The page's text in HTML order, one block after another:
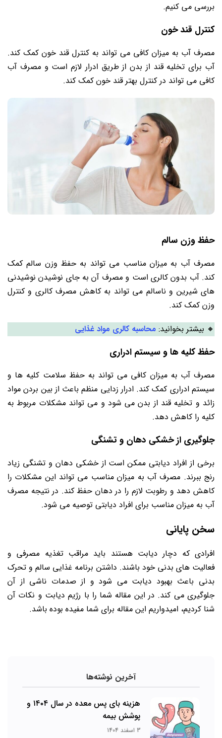
بررسی می ‌کنیم.
کنترل قند خون
مصرف آب به میزان کافی می‌ تواند به کنترل قند خون کمک کند.
آب برای تخلیه قند از بدن از طریق ادرار لازم است و مصرف آب
کافی می‌ تواند در کنترل بهتر قند خون کمک کند.
حفظ وزن سالم
مصرف آب به میزان مناسب می‌ تواند به حفظ وزن سالم کمک
کند. آب بدون کالری است و مصرف آن به جای نوشیدن نوشیدنی
‌های شیرین و ناسالم می‌ تواند به کاهش مصرف کالری و کنترل
وزن کمک کند.
🔸 بیشتر بخوانید: محاسبه کالری مواد غذایی
حفظ کلیه ‌ها و سیستم ادراری
مصرف آب به میزان کافی می ‌تواند به حفظ سلامت کلیه ‌ها و
سیستم ادراری کمک کند. ادرار زدایی منظم باعث از بین بردن مواد
زائد و تخلیه قند از بدن می شود و می‌ تواند مشکلات مربوط به
کلیه را کاهش دهد.
جلوگیری از خشکی دهان و تشنگی
برخی از افراد دیابتی ممکن است از خشکی دهان و تشنگی زیاد
رنج ببرند. مصرف آب به میزان مناسب می ‌تواند این مشکلات را
کاهش دهد و رطوبت لازم را در دهان حفظ کند. در نتیجه مصرف
آب به میزان مناسب برای افراد دیابتی توصیه می‌ شود.
سخن پایانی
افرادی که دچار دیابت هستند باید مراقب تغذیه مصرفی و
فعالیت های بدنی خود باشند. داشتن برنامه غذایی سالم و تحرک
بدنی باعث بهبود دیابت می شود و از صدمات ناشی از آن
جلوگیری می کند. در این مقاله شما را با رژیم دیابت و نکات آن
شنا کردیم، امیدواریم این مقاله برای شما مفیده بوده باشد.
آخرین نوشته‌ها
هزینه بای پس معده در سال ۱۴۰۴ و
پوشش بیمه
3 اسفند 1404